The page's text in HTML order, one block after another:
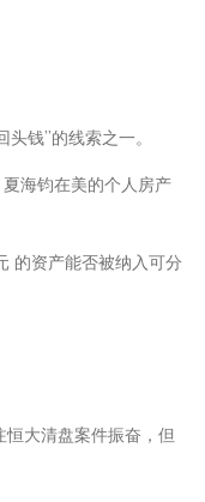
钱”的线索之一。
海钧在美的个人房产
的资产能否被纳入可分
大清盘案件振奋，但